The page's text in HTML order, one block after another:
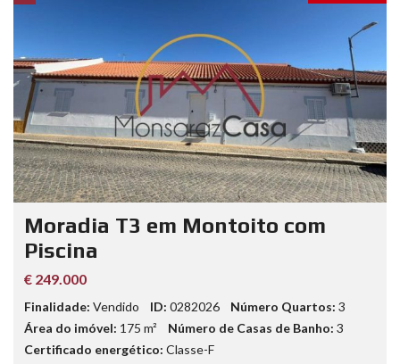
Moradia T3 em Montoito com
Piscina
€ 249.000
Finalidade: Vendido ID: 0282026 Número Quartos: 3
Área do imóvel: 175 m² Número de Casas de Banho: 3
Certificado energético: Classe-F